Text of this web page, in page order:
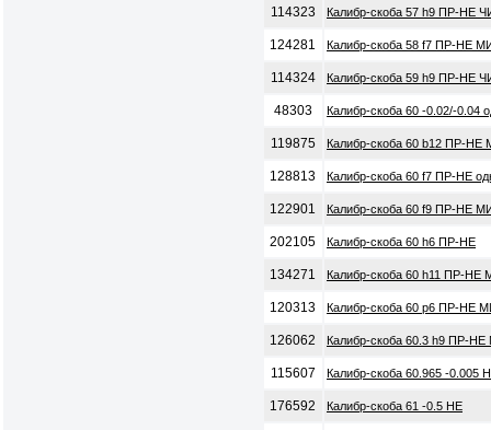
114323 Калибр-скоба 57 h9 ПР-НЕ
124281 Калибр-скоба 58 f7 ПР-НЕ
114324 Калибр-скоба 59 h9 ПР-НЕ
48303 Калибр-скоба 60 -0.02/-0.04
119875 Калибр-скоба 60 b12 ПР-НЕ
128813 Калибр-скоба 60 f7 ПР-НЕ
122901 Калибр-скоба 60 f9 ПР-НЕ
202105 Калибр-скоба 60 h6 ПР-НЕ
134271 Калибр-скоба 60 h11 ПР-НЕ
120313 Калибр-скоба 60 p6 ПР-НЕ
126062 Калибр-скоба 60.3 h9 ПР-
115607 Калибр-скоба 60.965 -0.005
176592 Калибр-скоба 61 -0.5 НЕ